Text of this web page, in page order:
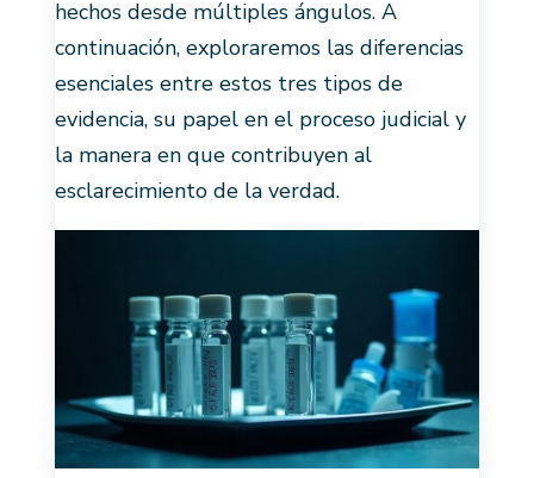
hechos desde múltiples ángulos. A
continuación, exploraremos las diferencias
esenciales entre estos tres tipos de
evidencia, su papel en el proceso judicial y
la manera en que contribuyen al
esclarecimiento de la verdad.